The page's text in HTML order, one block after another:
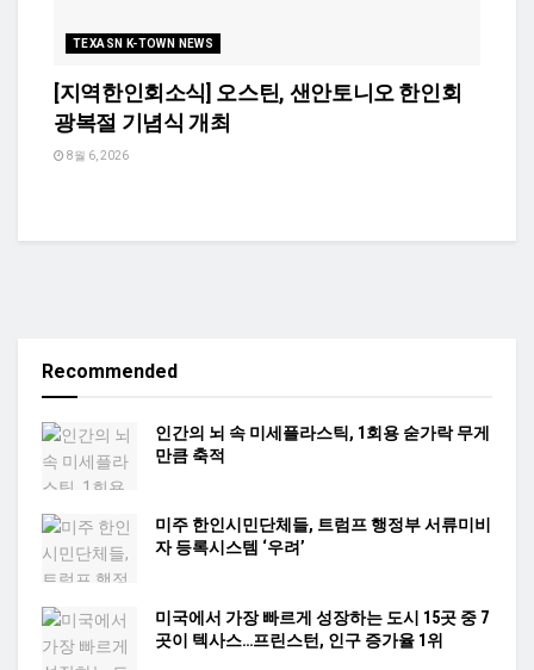
TEXASN K-TOWN NEWS
[지역한인회소식] 오스틴, 샌안토니오 한인회
광복절 기념식 개최
8월 6, 2026
Recommended
인간의 뇌 속 미세플라스틱, 1회용 숟가락 무게
만큼 축적
미주 한인시민단체들, 트럼프 행정부 서류미비
자 등록시스템 ‘우려’
미국에서 가장 빠르게 성장하는 도시 15곳 중 7
곳이 텍사스…프린스턴, 인구 증가율 1위